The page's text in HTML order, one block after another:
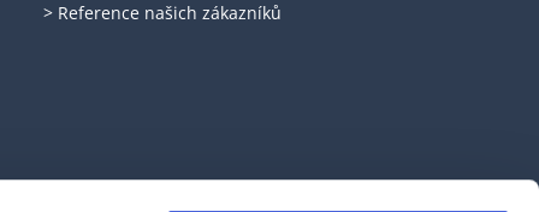
> Reference našich zákazníků